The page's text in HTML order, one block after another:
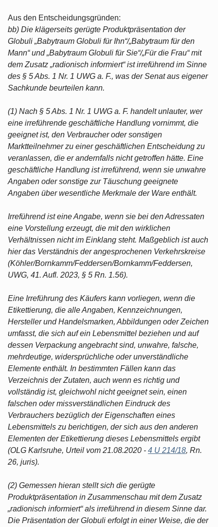
Aus den Entscheidungsgründen:
bb) Die klägerseits gerügte Produktpräsentation der
Globuli „Babytraum Globuli für Ihn“/„Babytraum für den
Mann“ und „Babytraum Globuli für Sie“/„Für die Frau“ mit
dem Zusatz „radionisch informiert“ ist irreführend im Sinne
des § 5 Abs. 1 Nr. 1 UWG a. F., was der Senat aus eigener
Sachkunde beurteilen kann.
(1) Nach § 5 Abs. 1 Nr. 1 UWG a. F. handelt unlauter, wer
eine irreführende geschäftliche Handlung vornimmt, die
geeignet ist, den Verbraucher oder sonstigen
Marktteilnehmer zu einer geschäftlichen Entscheidung zu
veranlassen, die er andernfalls nicht getroffen hätte. Eine
geschäftliche Handlung ist irreführend, wenn sie unwahre
Angaben oder sonstige zur Täuschung geeignete
Angaben über wesentliche Merkmale der Ware enthält.
Irreführend ist eine Angabe, wenn sie bei den Adressaten
eine Vorstellung erzeugt, die mit den wirklichen
Verhältnissen nicht im Einklang steht. Maßgeblich ist auch
hier das Verständnis der angesprochenen Verkehrskreise
(Köhler/Bornkamm/Feddersen/Bornkamm/Feddersen,
UWG, 41. Aufl. 2023, § 5 Rn. 1.56).
Eine Irreführung des Käufers kann vorliegen, wenn die
Etikettierung, die alle Angaben, Kennzeichnungen,
Hersteller und Handelsmarken, Abbildungen oder Zeichen
umfasst, die sich auf ein Lebensmittel beziehen und auf
dessen Verpackung angebracht sind, unwahre, falsche,
mehrdeutige, widersprüchliche oder unverständliche
Elemente enthält. In bestimmten Fällen kann das
Verzeichnis der Zutaten, auch wenn es richtig und
vollständig ist, gleichwohl nicht geeignet sein, einen
falschen oder missverständlichen Eindruck des
Verbrauchers bezüglich der Eigenschaften eines
Lebensmittels zu berichtigen, der sich aus den anderen
Elementen der Etikettierung dieses Lebensmittels ergibt
(OLG Karlsruhe, Urteil vom 21.08.2020 - 4 U 214/18, Rn.
26, juris).
(2) Gemessen hieran stellt sich die gerügte
Produktpräsentation in Zusammenschau mit dem Zusatz
„radionisch informiert“ als irreführend in diesem Sinne dar.
Die Präsentation der Globuli erfolgt in einer Weise, die der